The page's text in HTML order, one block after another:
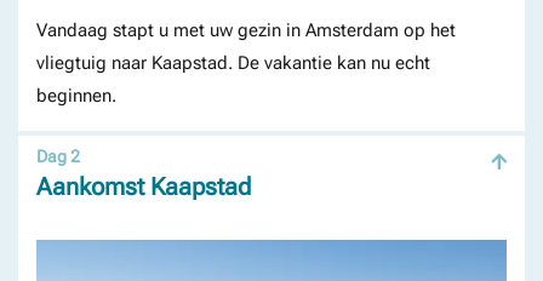
Vandaag stapt u met uw gezin in Amsterdam op het
vliegtuig naar Kaapstad. De vakantie kan nu echt
beginnen.
Aankomst Kaapstad
Dag 2